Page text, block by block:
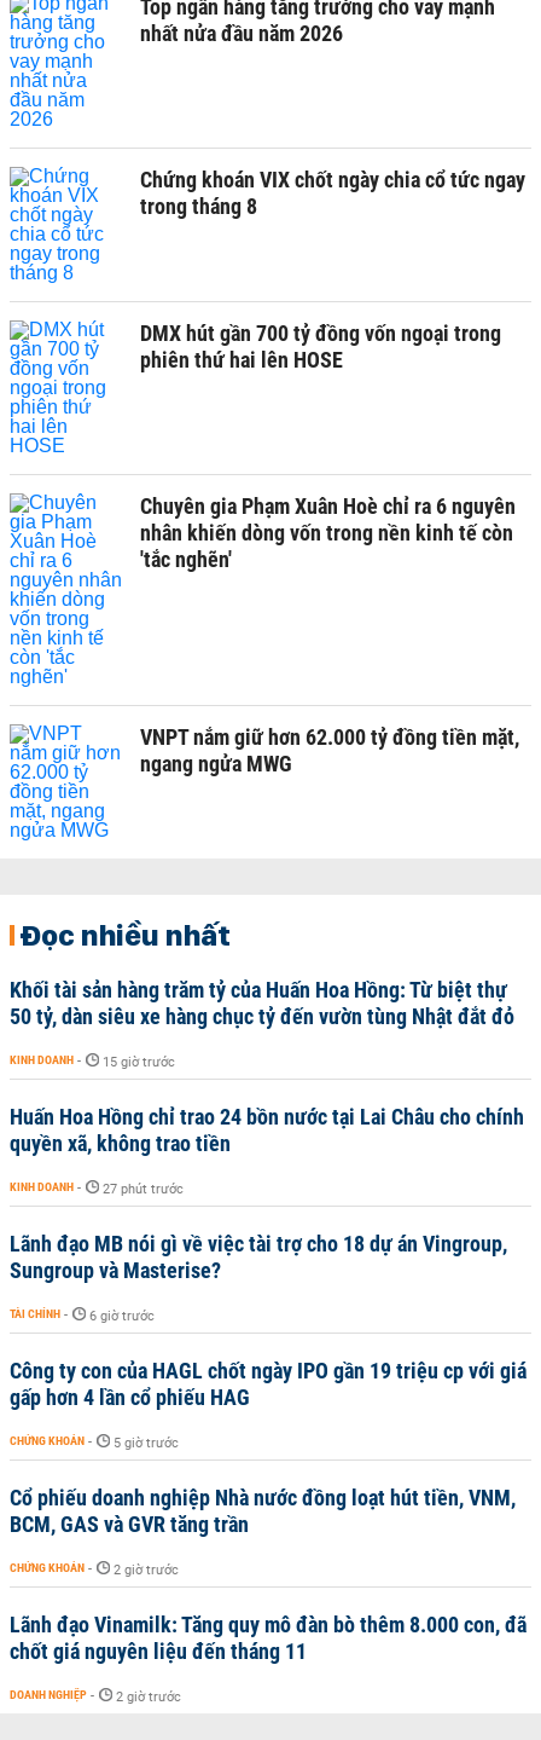
Top ngân hàng tăng trưởng cho vay mạnh
nhất nửa đầu năm 2026
Chứng khoán VIX chốt ngày chia cổ tức ngay
trong tháng 8
DMX hút gần 700 tỷ đồng vốn ngoại trong
phiên thứ hai lên HOSE
Chuyên gia Phạm Xuân Hoè chỉ ra 6 nguyên
nhân khiến dòng vốn trong nền kinh tế còn
'tắc nghẽn'
VNPT nắm giữ hơn 62.000 tỷ đồng tiền mặt,
ngang ngửa MWG
Đọc nhiều nhất
Khối tài sản hàng trăm tỷ của Huấn Hoa Hồng: Từ biệt thự
50 tỷ, dàn siêu xe hàng chục tỷ đến vườn tùng Nhật đắt đỏ
KINH DOANH - 15 giờ trước
Huấn Hoa Hồng chỉ trao 24 bồn nước tại Lai Châu cho chính
quyền xã, không trao tiền
KINH DOANH - 27 phút trước
Lãnh đạo MB nói gì về việc tài trợ cho 18 dự án Vingroup,
Sungroup và Masterise?
TÀI CHÍNH - 6 giờ trước
Công ty con của HAGL chốt ngày IPO gần 19 triệu cp với giá
gấp hơn 4 lần cổ phiếu HAG
CHỨNG KHOÁN - 5 giờ trước
Cổ phiếu doanh nghiệp Nhà nước đồng loạt hút tiền, VNM,
BCM, GAS và GVR tăng trần
CHỨNG KHOÁN - 2 giờ trước
Lãnh đạo Vinamilk: Tăng quy mô đàn bò thêm 8.000 con, đã
chốt giá nguyên liệu đến tháng 11
DOANH NGHIỆP - 2 giờ trước